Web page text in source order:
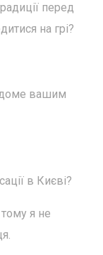
перед
на грі?
вашим
в Києві?
я не